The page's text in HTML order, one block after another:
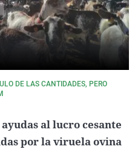
DE LAS CANTIDADES, PERO
al lucro cesante
por la viruela ovina